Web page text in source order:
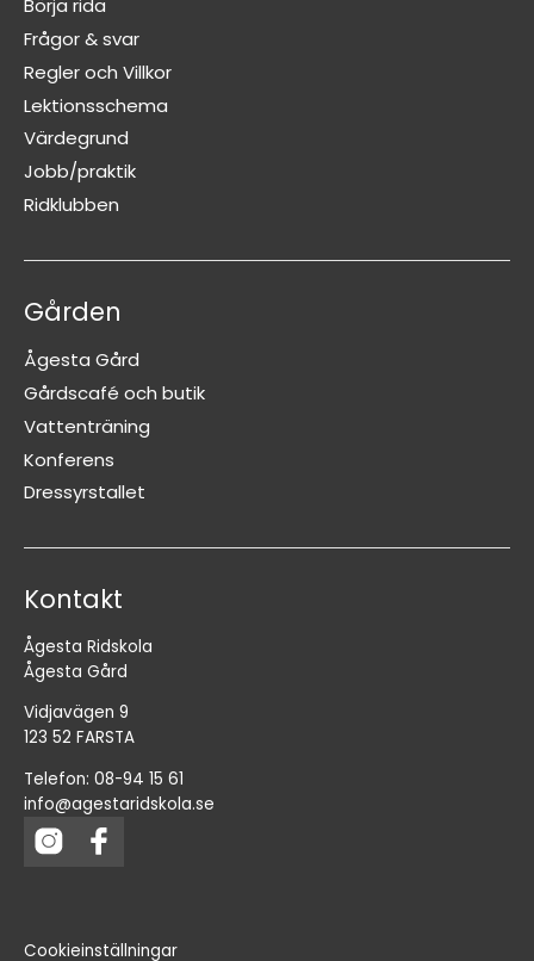
Börja rida
Frågor & svar
Regler och Villkor
Lektionsschema
Värdegrund
Jobb/praktik
Ridklubben
Gården
Ågesta Gård
Gårdscafé och butik
Vattenträning
Konferens
Dressyrstallet
Kontakt
Ågesta Ridskola
Ågesta Gård
Vidjavägen 9
123 52 FARSTA
Telefon: 08-94 15 61
info@agestaridskola.se
Cookieinställningar